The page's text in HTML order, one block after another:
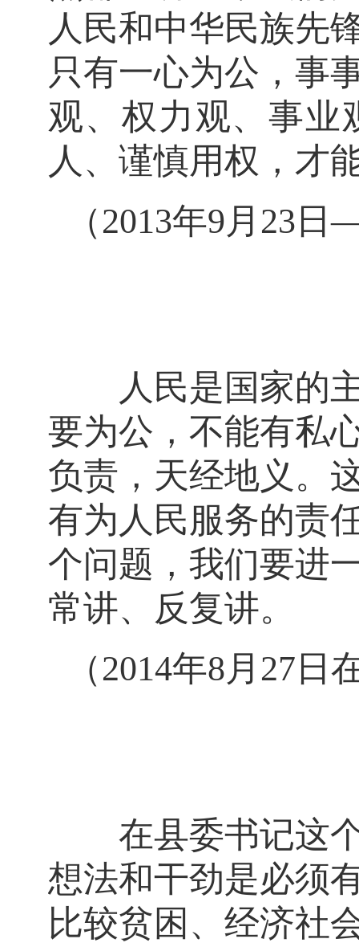
人民和中华民族先
只有一心为公，事
观、权力观、事业
人、谨慎用权，才
（2013年9月23
人民是国家的主
要为公，不能有私
负责，天经地义。
有为人民服务的责
个问题，我们要进
常讲、反复讲。
（2014年8月27
在县委书记这个
想法和干劲是必须
比较贫困、经济社